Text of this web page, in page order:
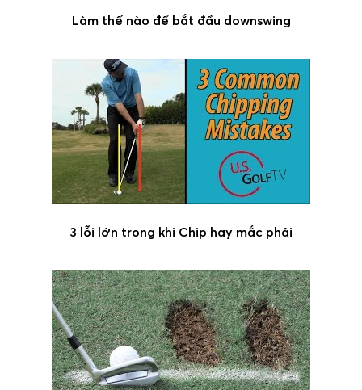
Làm thế nào để bắt đầu downswing
3 lỗi lớn trong khi Chip hay mắc phải